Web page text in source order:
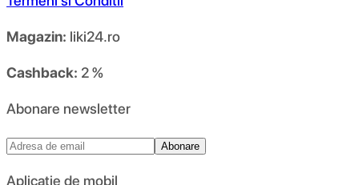
Magazin: liki24.ro
Cashback: 2 %
Abonare newsletter
Abonare
Aplicație de mobil